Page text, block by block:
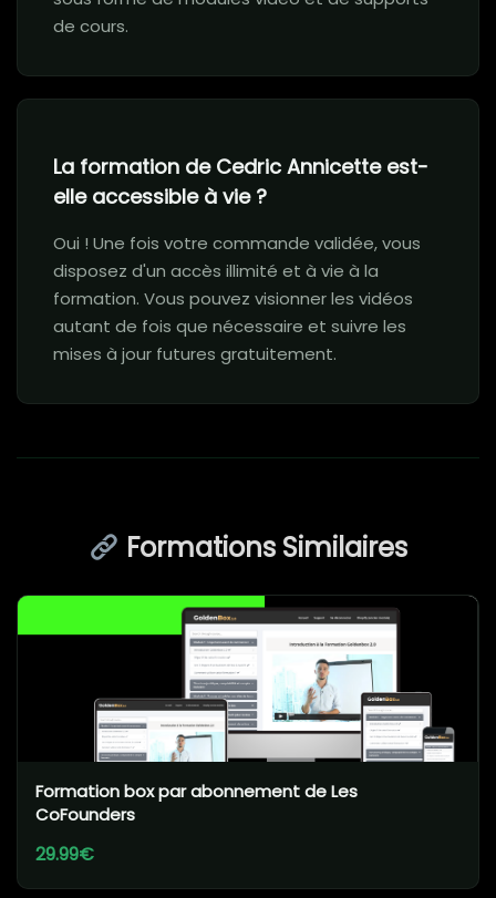
de cours.
La formation de Cedric Annicette est-
elle accessible à vie ?
Oui ! Une fois votre commande validée, vous
disposez d'un accès illimité et à vie à la
formation. Vous pouvez visionner les vidéos
autant de fois que nécessaire et suivre les
mises à jour futures gratuitement.
Formations Similaires
Formation box par abonnement de Les
CoFounders
29.99€